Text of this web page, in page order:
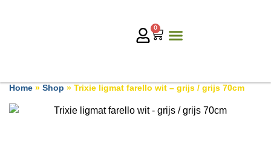
0
Home » Shop » Trixie ligmat farello wit – grijs / grijs 70cm